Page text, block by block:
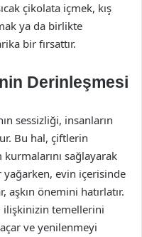
çikolata içmek, kış
ya da birlikte
bir fırsattır.
Derinleşmesi
sessizliği, insanların
Bu hal, çiftlerin
sağlayarak
yağarken, evin içerisinde
önemini hatırlatır.
ilişkinizin temellerini
ve yenilenmeyi